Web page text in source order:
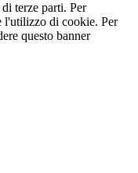
terze parti. Per
l'utilizzo di cookie. Per
questo banner